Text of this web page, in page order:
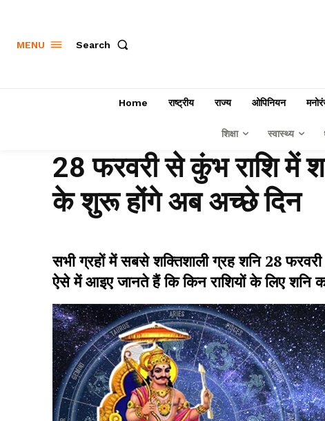
MENU Search
Home राष्ट्रीय राज्य ओपिनियन
शिक्षा स्वास्थ्य
28 फरवरी से कुंभ राशि में
के शुरू होंगे अब अच्छे दिन
सभी ग्रहों में सबसे शक्तिशाली ग्रह शनि 28
ऐसे में आइए जानते हैं कि किन राशियों के लिए शनि